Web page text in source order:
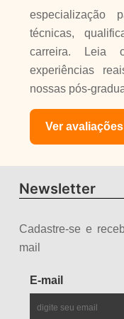
especialização
técnicas,
carreira. Leia
experiências
nossas pós-
Ver
Newsletter
Cadastre-se e
mail
E-mail